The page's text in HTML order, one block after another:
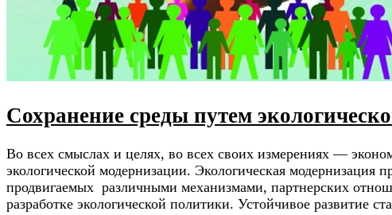
Сохранение среды путем
Во всех смыслах и целях, во всех своих измерениях —
экологической модернизации. Экологическая
продвигаемых различными механизмами, партнерских
разработке экологической политики. Устойчивое развитие